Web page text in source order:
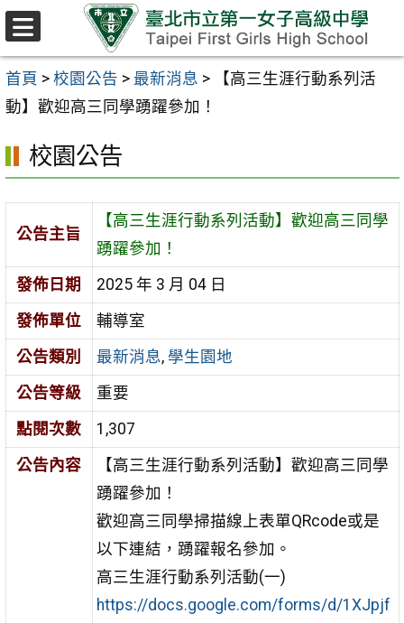
跳至主要內容區
首頁 > 校園公告 > 最新消息 >
【高三生涯行動系列活
動】歡迎高三同學踴躍參加！
校園公告
公告主旨
【高三生涯行動系列活動】歡迎高三同學
踴躍參加！
發佈日期
2025 年 3 月 04 日
發佈單位
輔導室
公告類別
最新消息, 學生園地
公告等級
重要
點閱次數
1,307
公告內容
【高三生涯行動系列活動】歡迎高三同學
踴躍參加！
歡迎高三同學掃描線上表單QRcode或是
以下連結，踴躍報名參加︎︎。
高三生涯行動系列活動(一)
https://docs.google.com/forms/d/1XJpjf
選
單